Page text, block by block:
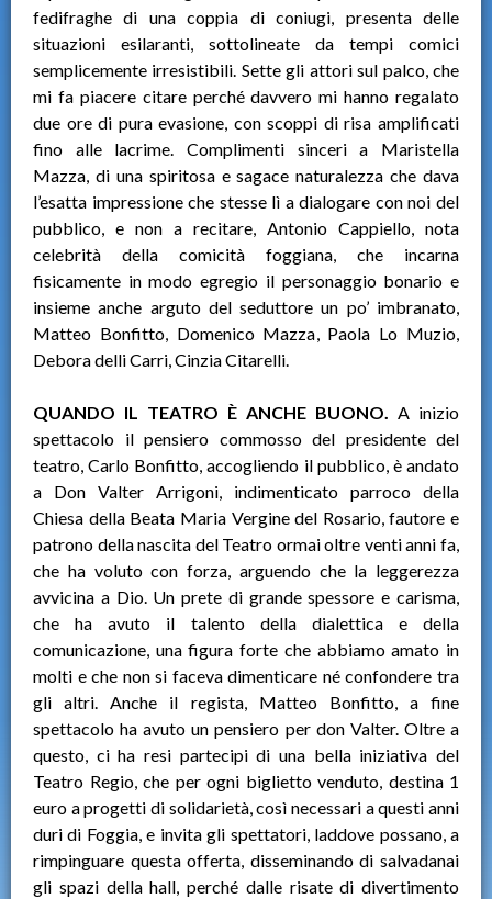
fedifraghe di una coppia di coniugi, presenta delle
situazioni esilaranti, sottolineate da tempi comici
semplicemente irresistibili. Sette gli attori sul palco, che
mi fa piacere citare perché davvero mi hanno regalato
due ore di pura evasione, con scoppi di risa amplificati
fino alle lacrime. Complimenti sinceri a Maristella
Mazza, di una spiritosa e sagace naturalezza che dava
l’esatta impressione che stesse lì a dialogare con noi del
pubblico, e non a recitare, Antonio Cappiello, nota
celebrità della comicità foggiana, che incarna
fisicamente in modo egregio il personaggio bonario e
insieme anche arguto del seduttore un po’ imbranato,
Matteo Bonfitto, Domenico Mazza, Paola Lo Muzio,
Debora delli Carri, Cinzia Citarelli.
QUANDO IL TEATRO È ANCHE BUONO. A inizio
spettacolo il pensiero commosso del presidente del
teatro, Carlo Bonfitto, accogliendo il pubblico, è andato
a Don Valter Arrigoni, indimenticato parroco della
Chiesa della Beata Maria Vergine del Rosario, fautore e
patrono della nascita del Teatro ormai oltre venti anni fa,
che ha voluto con forza, arguendo che la leggerezza
avvicina a Dio. Un prete di grande spessore e carisma,
che ha avuto il talento della dialettica e della
comunicazione, una figura forte che abbiamo amato in
molti e che non si faceva dimenticare né confondere tra
gli altri. Anche il regista, Matteo Bonfitto, a fine
spettacolo ha avuto un pensiero per don Valter. Oltre a
questo, ci ha resi partecipi di una bella iniziativa del
Teatro Regio, che per ogni biglietto venduto, destina 1
euro a progetti di solidarietà, così necessari a questi anni
duri di Foggia, e invita gli spettatori, laddove possano, a
rimpinguare questa offerta, disseminando di salvadanai
gli spazi della hall, perché dalle risate di divertimento